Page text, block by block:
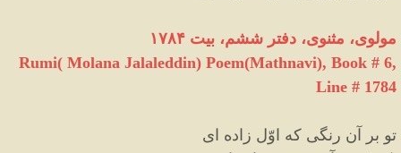
مولوی، مثنوی، دفتر ششم، بیت ۱۷۸۴
Rumi( Molana Jalaleddin) Poem(Mathnavi), Book # 6,
Line # 1784
تو بر آن رنگی که اوّل زاده ای